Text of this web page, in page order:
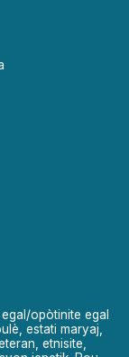
opòtinite egal
estati maryaj,
etnisite,